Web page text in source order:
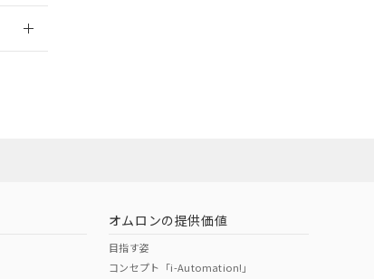
オムロンの提供価値
目指す姿
コンセプト「i-Automation!」